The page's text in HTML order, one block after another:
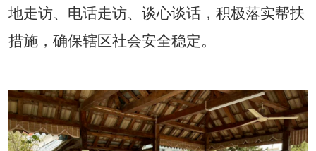
地走访、电话走访、谈心谈话，积极落实帮扶
措施，确保辖区社会安全稳定。